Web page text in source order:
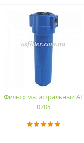
Фильтр магистральный AF
0706